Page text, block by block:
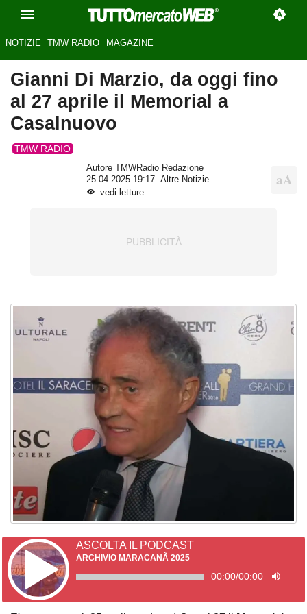
NOTIZIE TMW RADIO MAGAZINE
Gianni Di Marzio, da oggi fino
al 27 aprile il Memorial a
Casalnuovo
TMW RADIO
Autore TMWRadio Redazione
25.04.2025 19:17
Altre Notizie
vedi letture
ASCOLTA IL PODCAST
ARCHIVIO MARACANÃ 2025
00:00/00:00